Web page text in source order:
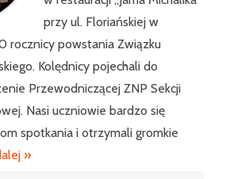
przy ul. Floriańskiej w
rocznicy powstania Związku
Kolędnicy pojechali do
Przewodniczącej ZNP Sekcji
Nasi uczniowie bardzo się
spotkania i otrzymali gromkie
»